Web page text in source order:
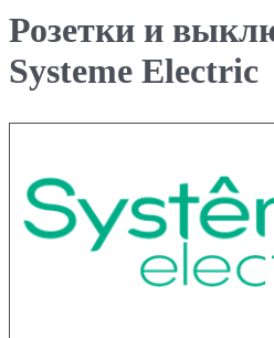
Розетки и
Systeme Electric